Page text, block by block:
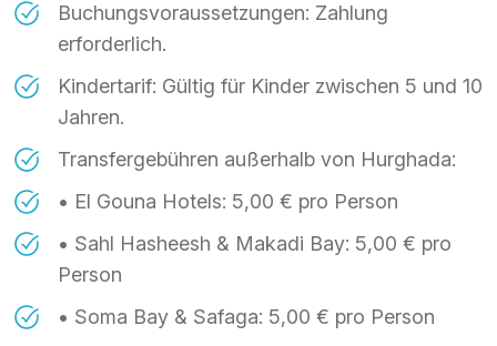
Buchungsvoraussetzungen: Zahlung
erforderlich.
Kindertarif: Gültig für Kinder zwischen 5 und 10
Jahren.
Transfergebühren außerhalb von Hurghada:
• El Gouna Hotels: 5,00 € pro Person
• Sahl Hasheesh & Makadi Bay: 5,00 € pro
Person
• Soma Bay & Safaga: 5,00 € pro Person